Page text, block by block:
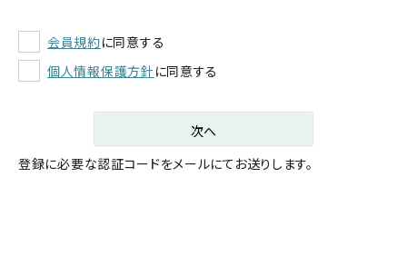
会員規約に同意する
個人情報保護方針 に同意する
次へ
登録に必要な認証コードをメールにてお送りします。